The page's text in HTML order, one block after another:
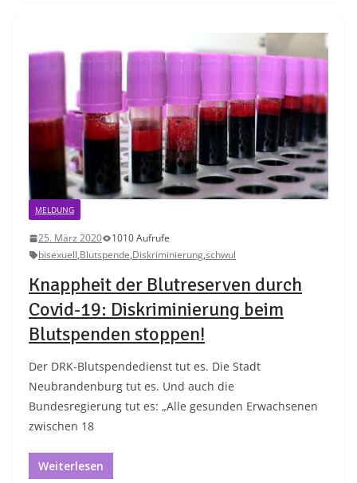
MELDUNG
25. März 2020
1010 Aufrufe
bisexuell,Blutspende,Diskriminierung,schwul
Knappheit der Blutreserven durch
Covid-19: Diskriminierung beim
Blutspenden stoppen!
Der DRK-Blutspendedienst tut es. Die Stadt
Neubrandenburg tut es. Und auch die
Bundesregierung tut es: „Alle gesunden Erwachsenen
zwischen 18
Weiterlesen